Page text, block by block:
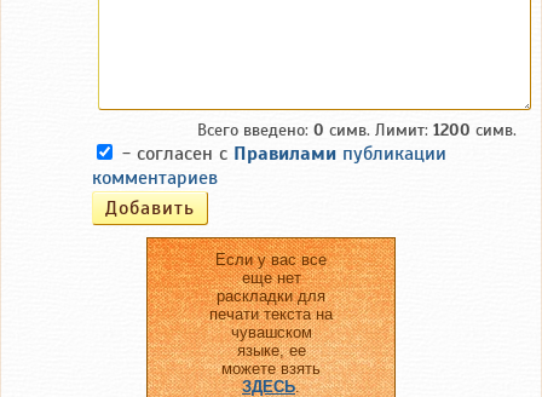
Всего введено: 0 симв. Лимит: 1200 симв.
- согласен с Правилами публикации
комментариев
Если у вас все
еще нет
раскладки для
печати текста на
чувашском
языке, ее
можете взять
ЗДЕСЬ.